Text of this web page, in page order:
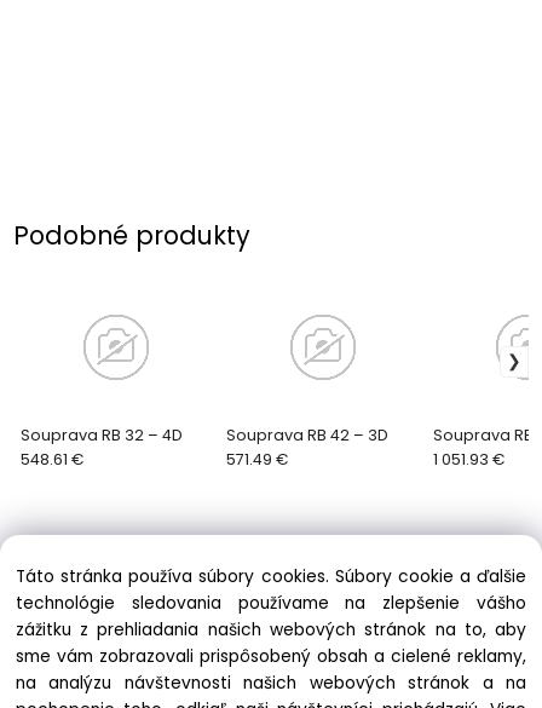
Podobné produkty
Souprava RB 32 – 4D
548.61 €
Souprava RB 42 – 3D
571.49 €
Souprava RB
1 051.93 €
Informácie
Obchodné podmienky
Ochrana osobných údajov
Táto stránka používa súbory cookies. Súbory cookie a ďalšie
technológie sledovania používame na zlepšenie vášho
zážitku z prehliadania našich webových stránok na to, aby
sme vám zobrazovali prispôsobený obsah a cielené reklamy,
na analýzu návštevnosti našich webových stránok a na